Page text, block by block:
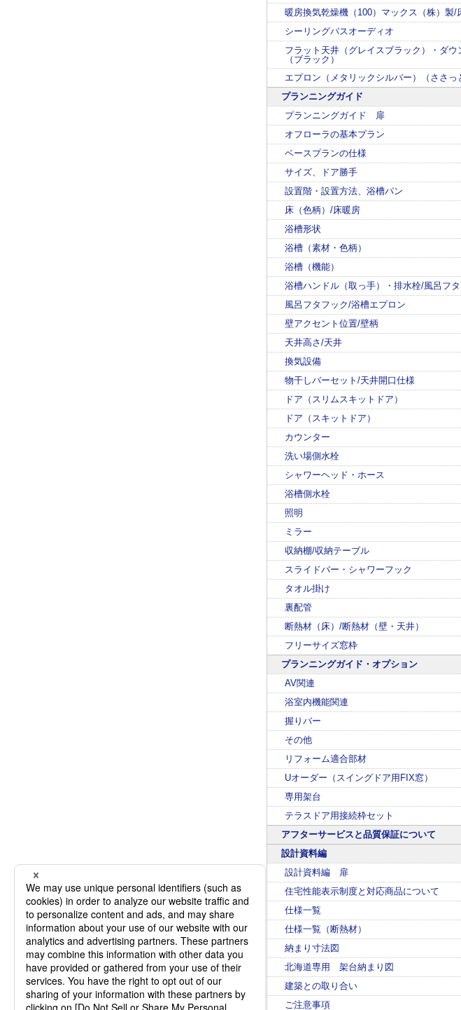
暖房換気乾燥機（100）マックス（株）製/
シーリングバスオーディオ
フラット天井（グレイスブラック）・ダウ
（ブラック）
エプロン（メタリックシルバー）（ささっ
プランニングガイド
プランニングガイド 扉
オフローラの基本プラン
ベースプランの仕様
サイズ、ドア勝手
設置階・設置方法、浴槽パン
床（色柄）/床暖房
浴槽形状
浴槽（素材・色柄）
浴槽（機能）
浴槽ハンドル（取っ手）・排水栓/風呂フタ
風呂フタフック/浴槽エプロン
壁アクセント位置/壁柄
天井高さ/天井
換気設備
物干しバーセット/天井開口仕様
ドア（スリムスキットドア）
ドア（スキットドア）
カウンター
洗い場側水栓
シャワーヘッド・ホース
浴槽側水栓
照明
ミラー
収納棚/収納テーブル
スライドバー・シャワーフック
タオル掛け
裏配管
断熱材（床）/断熱材（壁・天井）
フリーサイズ窓枠
プランニングガイド・オプション
AV関連
浴室内機能関連
握りバー
その他
リフォーム適合部材
Uオーダー（スイングドア用FIX窓）
専用架台
テラスドア用接続枠セット
アフターサービスと品質保証について
設計資料編
設計資料編 扉
住宅性能表示制度と対応商品について
仕様一覧
仕様一覧（断熱材）
納まり寸法図
北海道専用 架台納まり図
建築との取り合い
ご注意事項